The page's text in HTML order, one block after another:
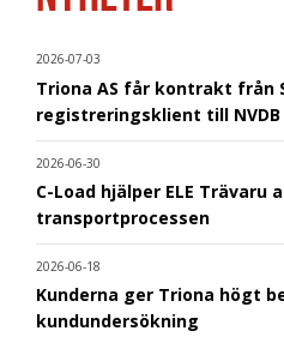
2026-07-03
Triona AS får kontrakt från
registreringsklient till NVDB
2026-06-30
C-Load hjälper ELE
transportprocessen
2026-06-18
Kunderna ger Triona högt
kundundersökning